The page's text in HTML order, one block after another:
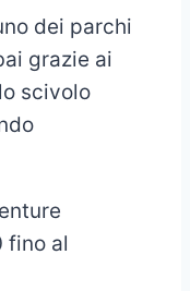
dei parchi
grazie ai
scivolo
fino al